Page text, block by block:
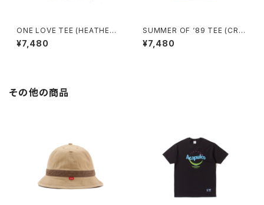
ONE LOVE TEE (HEATHER
GREY)
¥7,480
SUMMER OF ‘89 TEE (CRE
AM)
¥7,480
その他の商品